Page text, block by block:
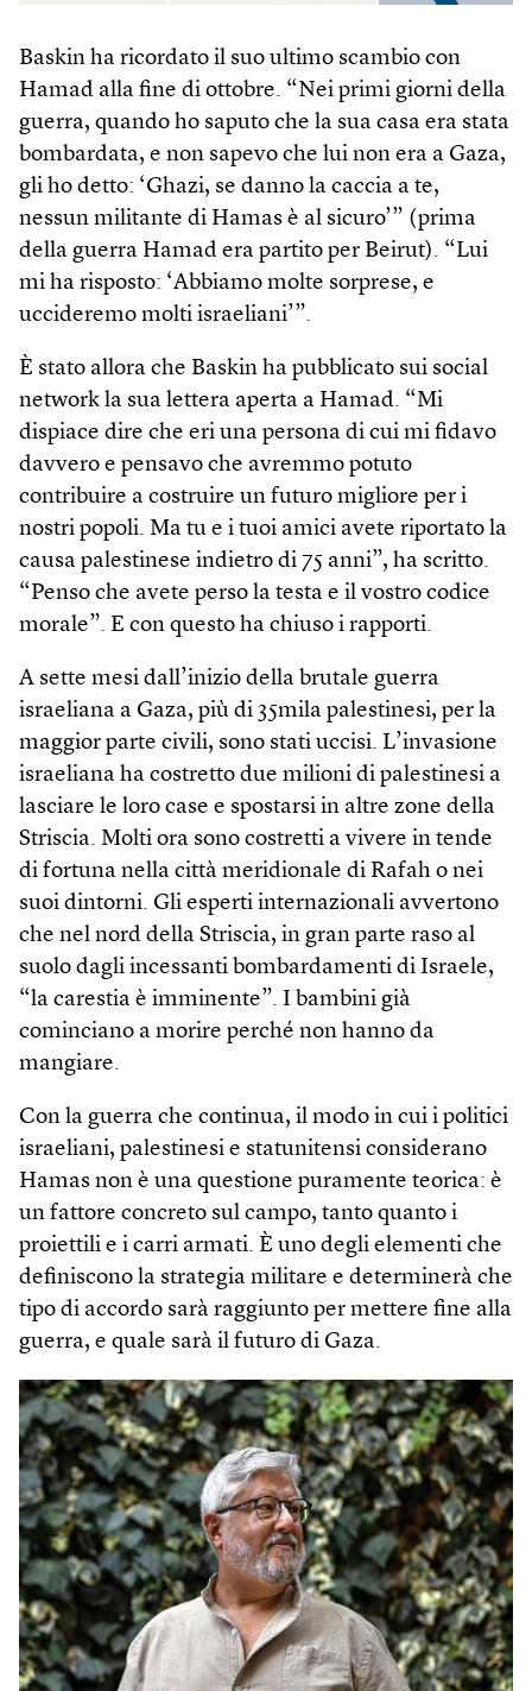
Baskin ha ricordato il suo ultimo scambio con
Hamad alla fine di ottobre. “Nei primi giorni della
guerra, quando ho saputo che la sua casa era stata
bombardata, e non sapevo che lui non era a Gaza,
gli ho detto: ‘Ghazi, se danno la caccia a te,
nessun militante di Hamas è al sicuro’” (prima
della guerra Hamad era partito per Beirut). “Lui
mi ha risposto: ‘Abbiamo molte sorprese, e
uccideremo molti israeliani’”.
È stato allora che Baskin ha pubblicato sui social
network la sua lettera aperta a Hamad. “Mi
dispiace dire che eri una persona di cui mi fidavo
davvero e pensavo che avremmo potuto
contribuire a costruire un futuro migliore per i
nostri popoli. Ma tu e i tuoi amici avete riportato la
causa palestinese indietro di 75 anni”, ha scritto.
“Penso che avete perso la testa e il vostro codice
morale”. E con questo ha chiuso i rapporti.
A sette mesi dall’inizio della brutale guerra
israeliana a Gaza, più di 35mila palestinesi, per la
maggior parte civili, sono stati uccisi. L’invasione
israeliana ha costretto due milioni di palestinesi a
lasciare le loro case e spostarsi in altre zone della
Striscia. Molti ora sono costretti a vivere in tende
di fortuna nella città meridionale di Rafah o nei
suoi dintorni. Gli esperti internazionali avvertono
che nel nord della Striscia, in gran parte raso al
suolo dagli incessanti bombardamenti di Israele,
“la carestia è imminente”. I bambini già
cominciano a morire perché non hanno da
mangiare.
Con la guerra che continua, il modo in cui i politici
israeliani, palestinesi e statunitensi considerano
Hamas non è una questione puramente teorica: è
un fattore concreto sul campo, tanto quanto i
proiettili e i carri armati. È uno degli elementi che
definiscono la strategia militare e determinerà che
tipo di accordo sarà raggiunto per mettere fine alla
guerra, e quale sarà il futuro di Gaza.